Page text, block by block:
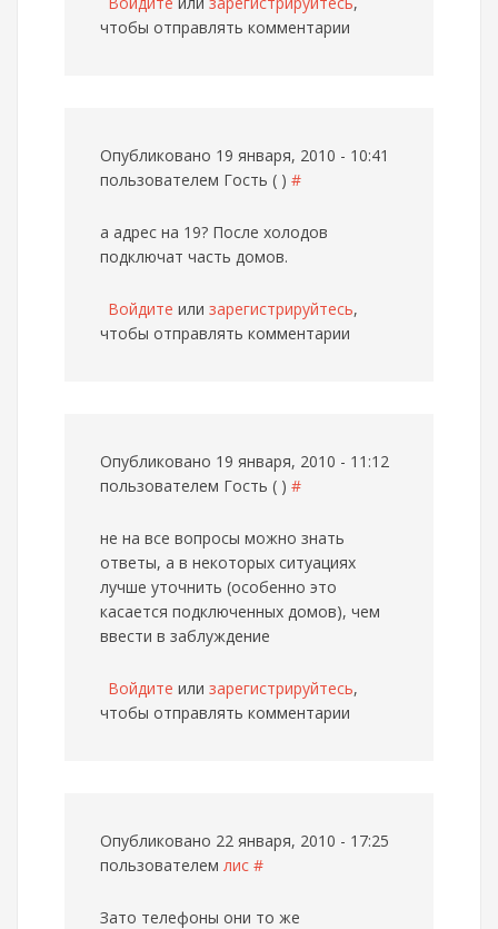
чтобы отправлять комментарии
Опубликовано 19 января, 2010 - 10:41
пользователем Гость ( ) #
а адрес на 19? После холодов
подключат часть домов.
Войдите или зарегистрируйтесь,
чтобы отправлять комментарии
Опубликовано 19 января, 2010 - 11:12
пользователем Гость ( ) #
не на все вопросы можно знать
ответы, а в некоторых ситуациях
лучше уточнить (особенно это
касается подключенных домов), чем
ввести в заблуждение
Войдите или зарегистрируйтесь,
чтобы отправлять комментарии
Опубликовано 22 января, 2010 - 17:25
пользователем лис #
Зато телефоны они то же